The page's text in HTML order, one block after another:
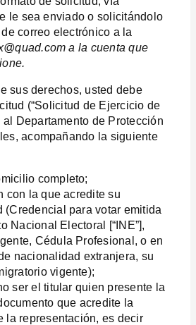
le sea enviado o solicitándolo
correo electrónico a la
a la cuenta que
sus derechos, usted debe
(“Solicitud de Ejercicio de
al Departamento de Protección
acompañando la siguiente
completo;
con la que acredite su
(Credencial para votar emitida
Nacional Electoral [“INE”],
Cédula Profesional, o en
nacionalidad extranjera, su
vigente);
ser el titular quien presente la
que acredite la
la representación, es decir